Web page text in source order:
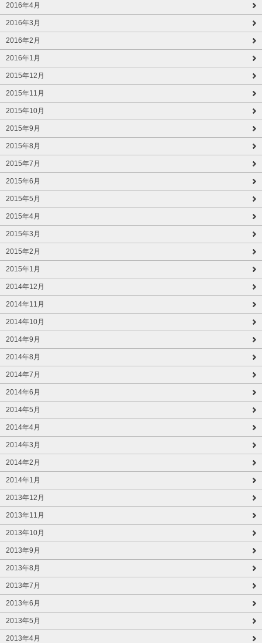
2016年4月
2016年3月
2016年2月
2016年1月
2015年12月
2015年11月
2015年10月
2015年9月
2015年8月
2015年7月
2015年6月
2015年5月
2015年4月
2015年3月
2015年2月
2015年1月
2014年12月
2014年11月
2014年10月
2014年9月
2014年8月
2014年7月
2014年6月
2014年5月
2014年4月
2014年3月
2014年2月
2014年1月
2013年12月
2013年11月
2013年10月
2013年9月
2013年8月
2013年7月
2013年6月
2013年5月
2013年4月